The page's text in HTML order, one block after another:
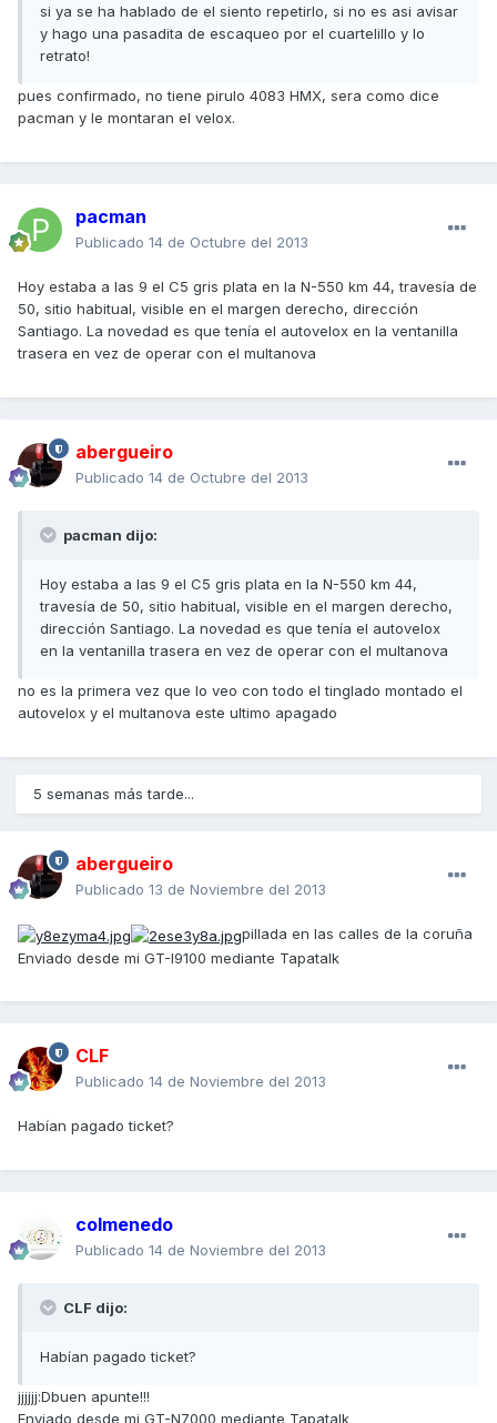
si ya se ha hablado de el siento repetirlo, si no es asi avisar
y hago una pasadita de escaqueo por el cuartelillo y lo
retrato!
pues confirmado, no tiene pirulo 4083 HMX, sera como dice
pacman y le montaran el velox.
pacman
Publicado 14 de Octubre del 2013
Hoy estaba a las 9 el C5 gris plata en la N-550 km 44, travesía de
50, sitio habitual, visible en el margen derecho, dirección
Santiago. La novedad es que tenía el autovelox en la ventanilla
trasera en vez de operar con el multanova
abergueiro
Publicado 14 de Octubre del 2013
pacman dijo:
Hoy estaba a las 9 el C5 gris plata en la N-550 km 44,
travesía de 50, sitio habitual, visible en el margen derecho,
dirección Santiago. La novedad es que tenía el autovelox
en la ventanilla trasera en vez de operar con el multanova
no es la primera vez que lo veo con todo el tinglado montado el
autovelox y el multanova este ultimo apagado
5 semanas más tarde...
abergueiro
Publicado 13 de Noviembre del 2013
pillada en las calles de la coruña
Enviado desde mi GT-I9100 mediante Tapatalk
CLF
Publicado 14 de Noviembre del 2013
Habían pagado ticket?
colmenedo
Publicado 14 de Noviembre del 2013
CLF dijo:
Habían pagado ticket?
jjjjjj:Dbuen apunte!!!
Enviado desde mi GT-N7000 mediante Tapatalk